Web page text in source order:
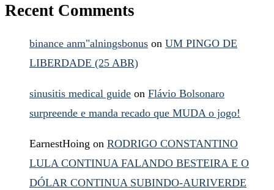
Recent Comments
binance anm"alningsbonus on UM PINGO DE
LIBERDADE (25 ABR)
sinusitis medical guide on Flávio Bolsonaro
surpreende e manda recado que MUDA o jogo!
EarnestHoing on RODRIGO CONSTANTINO
LULA CONTINUA FALANDO BESTEIRA E O
DÓLAR CONTINUA SUBINDO-AURIVERDE